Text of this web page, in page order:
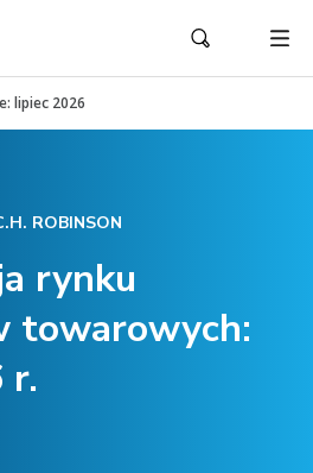
lipiec 2026
ROBINSON
rynku
towarowych:
r.